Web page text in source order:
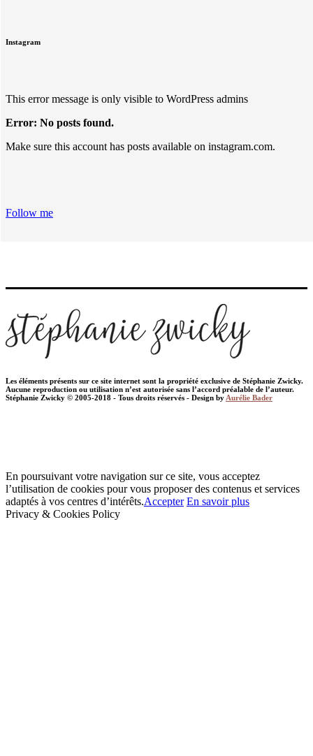
Instagram
This error message is only visible to WordPress admins
Error: No posts found.
Make sure this account has posts available on instagram.com.
Follow me
Les éléments présents sur ce site internet sont la propriété exclusive de Stéphanie Zwicky.
Aucune reproduction ou utilisation n’est autorisée sans l’accord préalable de l’auteur.
Stéphanie Zwicky © 2005-2018 - Tous droits réservés - Design by Aurélie Bader
En poursuivant votre navigation sur ce site, vous acceptez
l’utilisation de cookies pour vous proposer des contenus et services
adaptés à vos centres d’intérêts.Accepter En savoir plus
Privacy & Cookies Policy